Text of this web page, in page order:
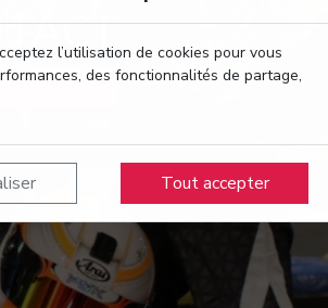
l’utilisation de cookies pour vous
des fonctionnalités de partage,
Tout accepter
PASSAGE